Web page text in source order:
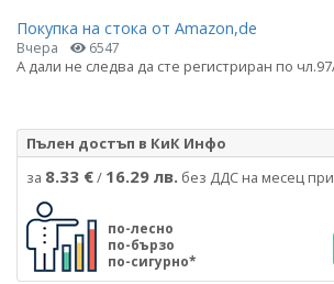
Покупка на стока от Amazon,de
Вчера 6547
А дали не следва да сте регистриран по
Пълен достъп в КиК Инфо
за 8.33 €/ 16.29 лв. без ДДС на месец
по-лесно
по-бързо
по-сигурно*